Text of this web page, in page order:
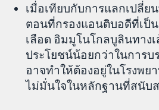
เมื่อเทียบกับการแลกเปลี่ย
ตอนที่กรองแอนติบอดีที่เป็
เลือด อิมมูโนโกลบูลินทาง
ประโยชน์น้อยกว่าในการบ
อาจทำให้ต้องอยู่ในโรงพย
ไม่มั่นใจในหลักฐานที่สนับ